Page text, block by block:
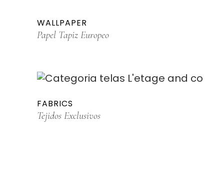
WALLPAPER
Papel Tapiz Europeo
FABRICS
Tejidos Exclusivos